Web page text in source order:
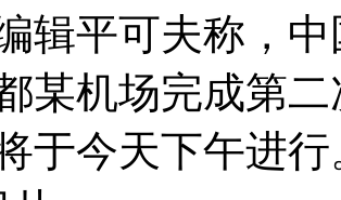
辑平可夫称，
某机场完成第
于今天下午进